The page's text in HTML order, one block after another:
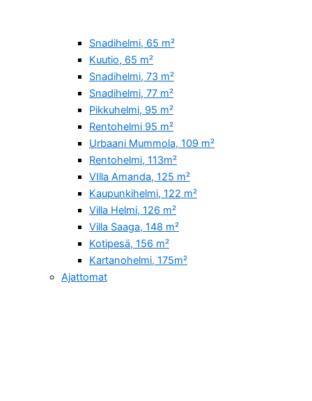
Snadihelmi, 65 m²
Kuutio, 65 m²
Snadihelmi, 73 m²
Snadihelmi, 77 m²
Pikkuhelmi, 95 m²
Rentohelmi 95 m²
Urbaani Mummola, 109 m²
Rentohelmi, 113m²
VIlla Amanda, 125 m²
Kaupunkihelmi, 122 m²
Villa Helmi, 126 m²
Villa Saaga, 148 m²
Kotipesä, 156 m²
Kartanohelmi, 175m²
Ajattomat